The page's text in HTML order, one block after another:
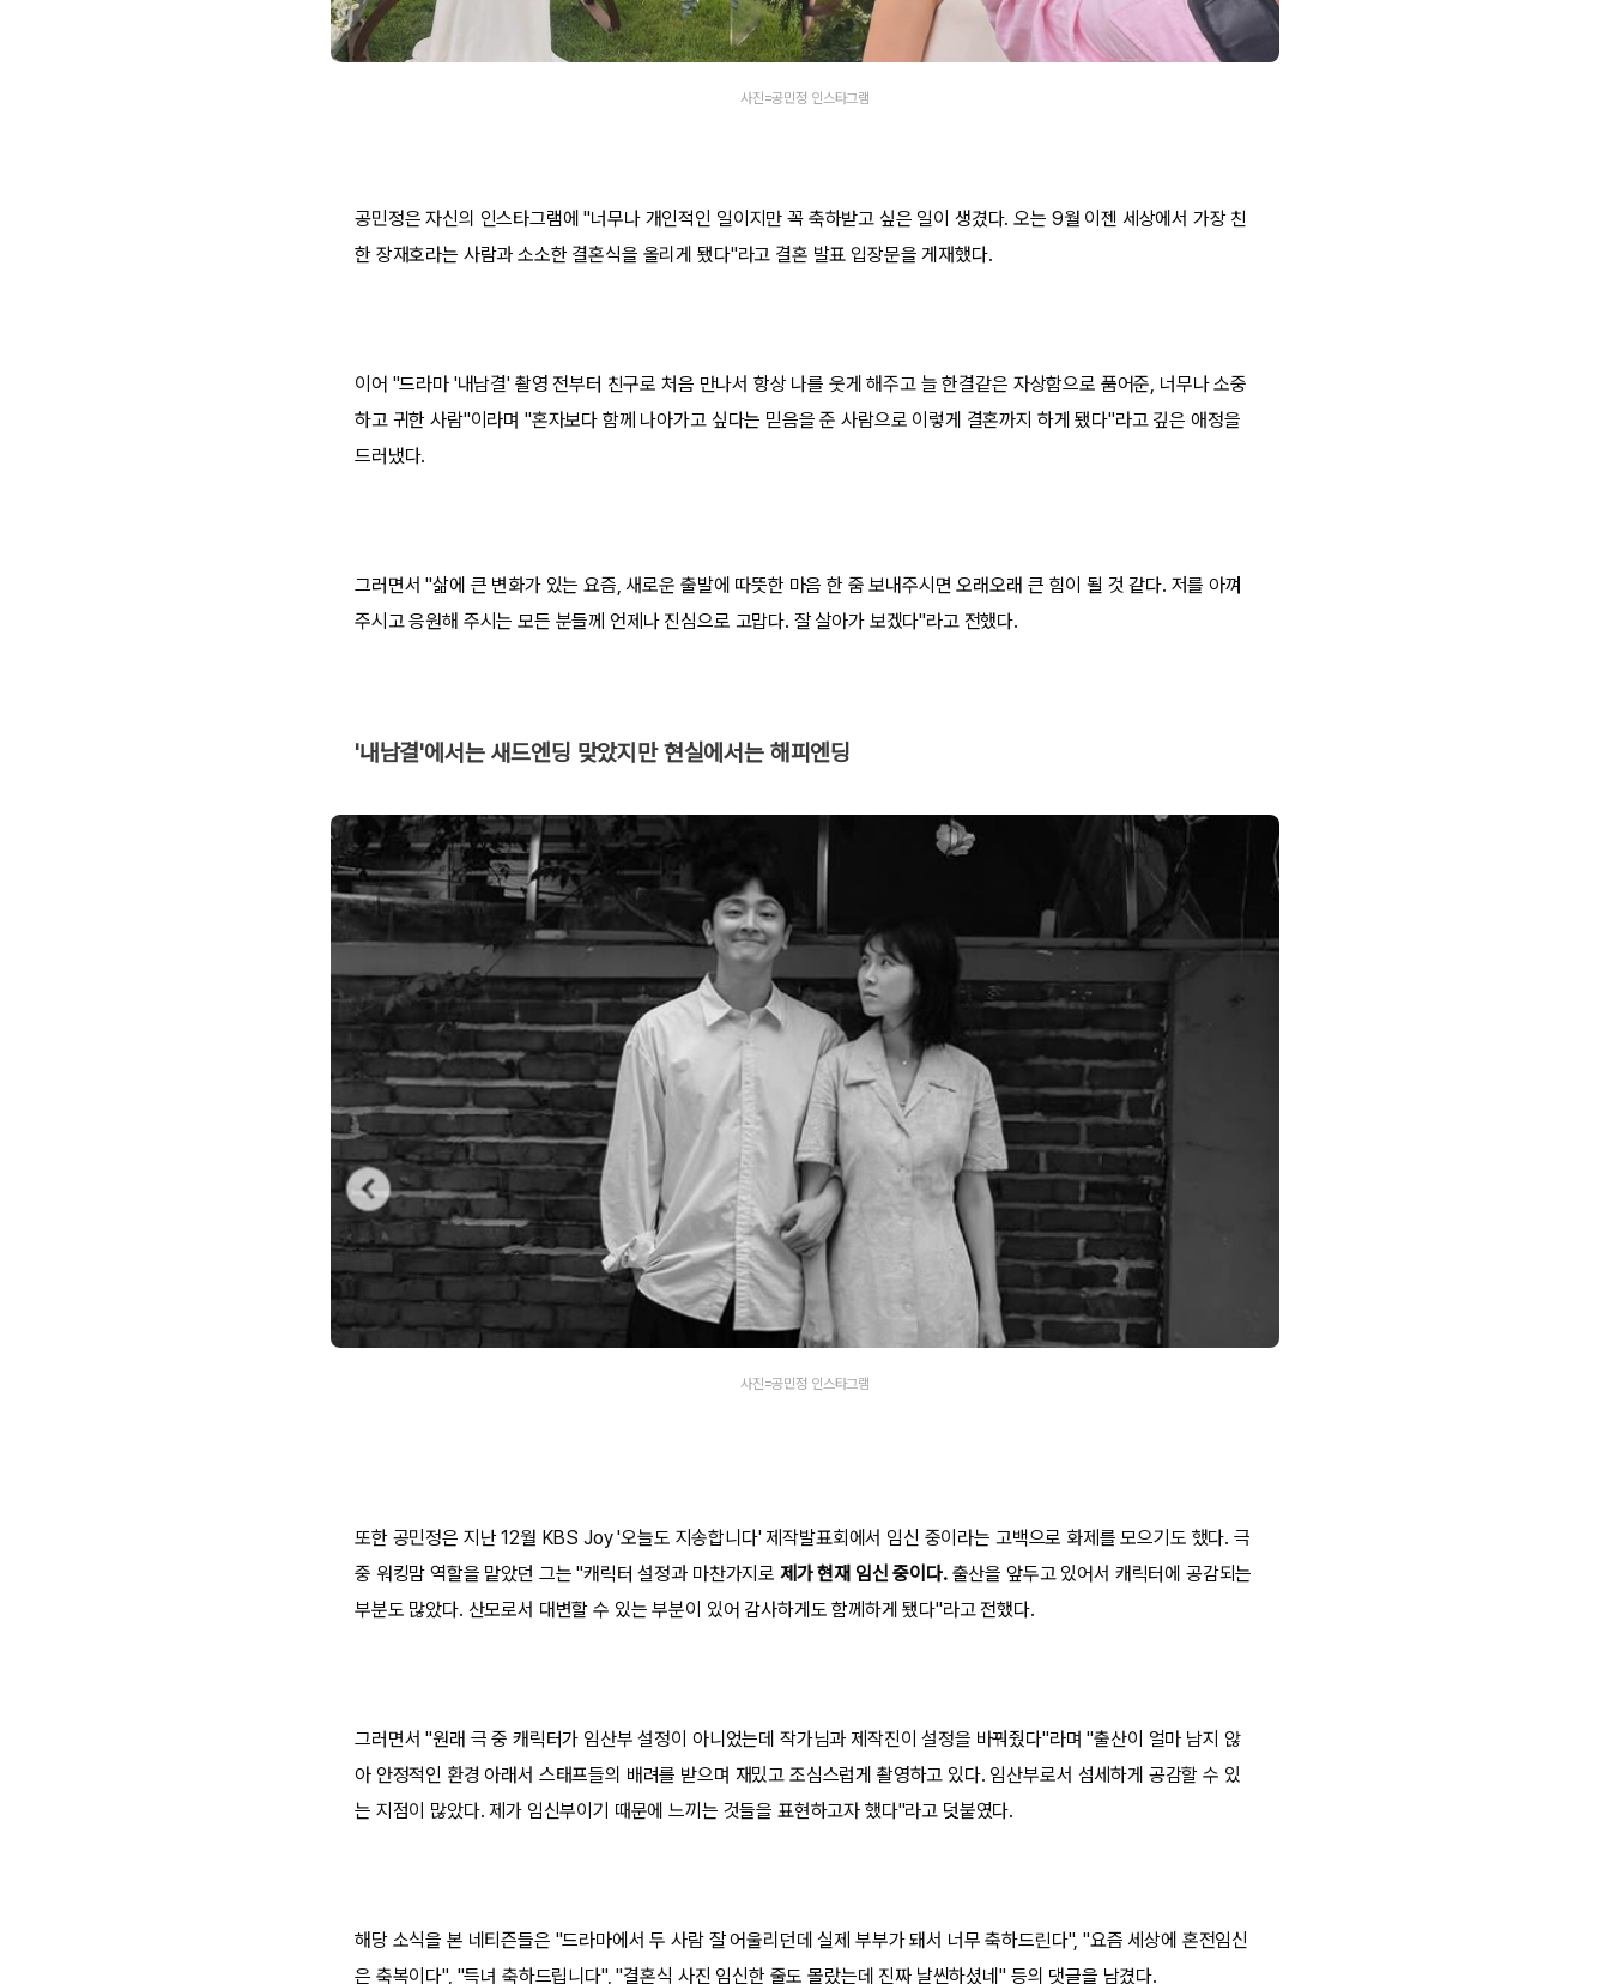
사진=공민정 인스타그램
공민정은 자신의 인스타그램에 "너무나 개인적인 일이지만 꼭 축하받고 싶은 일이 생겼다. 오는 9월 이젠 세상에서 가장 친
한 장재호라는 사람과 소소한 결혼식을 올리게 됐다"라고 결혼 발표 입장문을 게재했다.
이어 "드라마 '내남결' 촬영 전부터 친구로 처음 만나서 항상 나를 웃게 해주고 늘 한결같은 자상함으로 품어준, 너무나 소중
하고 귀한 사람"이라며 "혼자보다 함께 나아가고 싶다는 믿음을 준 사람으로 이렇게 결혼까지 하게 됐다"라고 깊은 애정을
드러냈다.
그러면서 "삶에 큰 변화가 있는 요즘, 새로운 출발에 따뜻한 마음 한 줌 보내주시면 오래오래 큰 힘이 될 것 같다. 저를 아껴
주시고 응원해 주시는 모든 분들께 언제나 진심으로 고맙다. 잘 살아가 보겠다"라고 전했다.
'내남결'에서는 새드엔딩 맞았지만 현실에서는 해피엔딩
사진=공민정 인스타그램
또한 공민정은 지난 12월 KBS Joy '오늘도 지송합니다' 제작발표회에서 임신 중이라는 고백으로 화제를 모으기도 했다. 극
중 워킹맘 역할을 맡았던 그는 "캐릭터 설정과 마찬가지로 제가 현재 임신 중이다. 출산을 앞두고 있어서 캐릭터에 공감되는
부분도 많았다. 산모로서 대변할 수 있는 부분이 있어 감사하게도 함께하게 됐다"라고 전했다.
그러면서 "원래 극 중 캐릭터가 임산부 설정이 아니었는데 작가님과 제작진이 설정을 바꿔줬다"라며 "출산이 얼마 남지 않
아 안정적인 환경 아래서 스태프들의 배려를 받으며 재밌고 조심스럽게 촬영하고 있다. 임산부로서 섬세하게 공감할 수 있
는 지점이 많았다. 제가 임신부이기 때문에 느끼는 것들을 표현하고자 했다"라고 덧붙였다.
해당 소식을 본 네티즌들은 "드라마에서 두 사람 잘 어울리던데 실제 부부가 돼서 너무 축하드린다", "요즘 세상에 혼전임신
은 축복이다", "득녀 축하드립니다", "결혼식 사진 임신한 줄도 몰랐는데 진짜 날씬하셨네" 등의 댓글을 남겼다.